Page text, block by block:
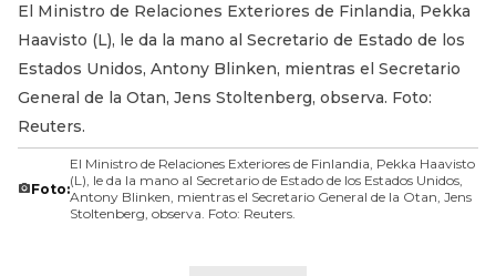
El Ministro de Relaciones Exteriores de Finlandia, Pekka
Haavisto (L), le da la mano al Secretario de Estado de los
Estados Unidos, Antony Blinken, mientras el Secretario
General de la Otan, Jens Stoltenberg, observa. Foto:
Reuters.
Foto:
El Ministro de Relaciones Exteriores de Finlandia, Pekka Haavisto
(L), le da la mano al Secretario de Estado de los Estados Unidos,
Antony Blinken, mientras el Secretario General de la Otan, Jens
Stoltenberg, observa. Foto: Reuters.